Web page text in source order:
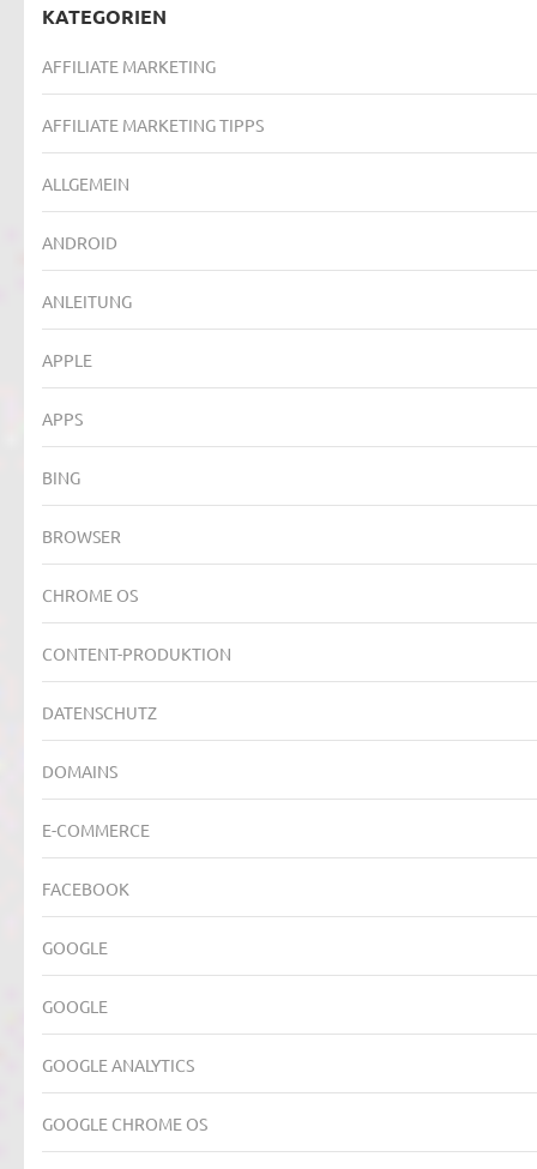
KATEGORIEN
AFFILIATE MARKETING
AFFILIATE MARKETING TIPPS
ALLGEMEIN
ANDROID
ANLEITUNG
APPLE
APPS
BING
BROWSER
CHROME OS
CONTENT-PRODUKTION
DATENSCHUTZ
DOMAINS
E-COMMERCE
FACEBOOK
GOOGLE
GOOGLE
GOOGLE ANALYTICS
GOOGLE CHROME OS